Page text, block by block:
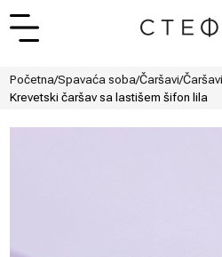
Početna/Spavaća soba/Čaršavi/
Krevetski čaršav sa lastišem šifon lila